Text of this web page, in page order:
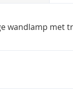
wandlamp met